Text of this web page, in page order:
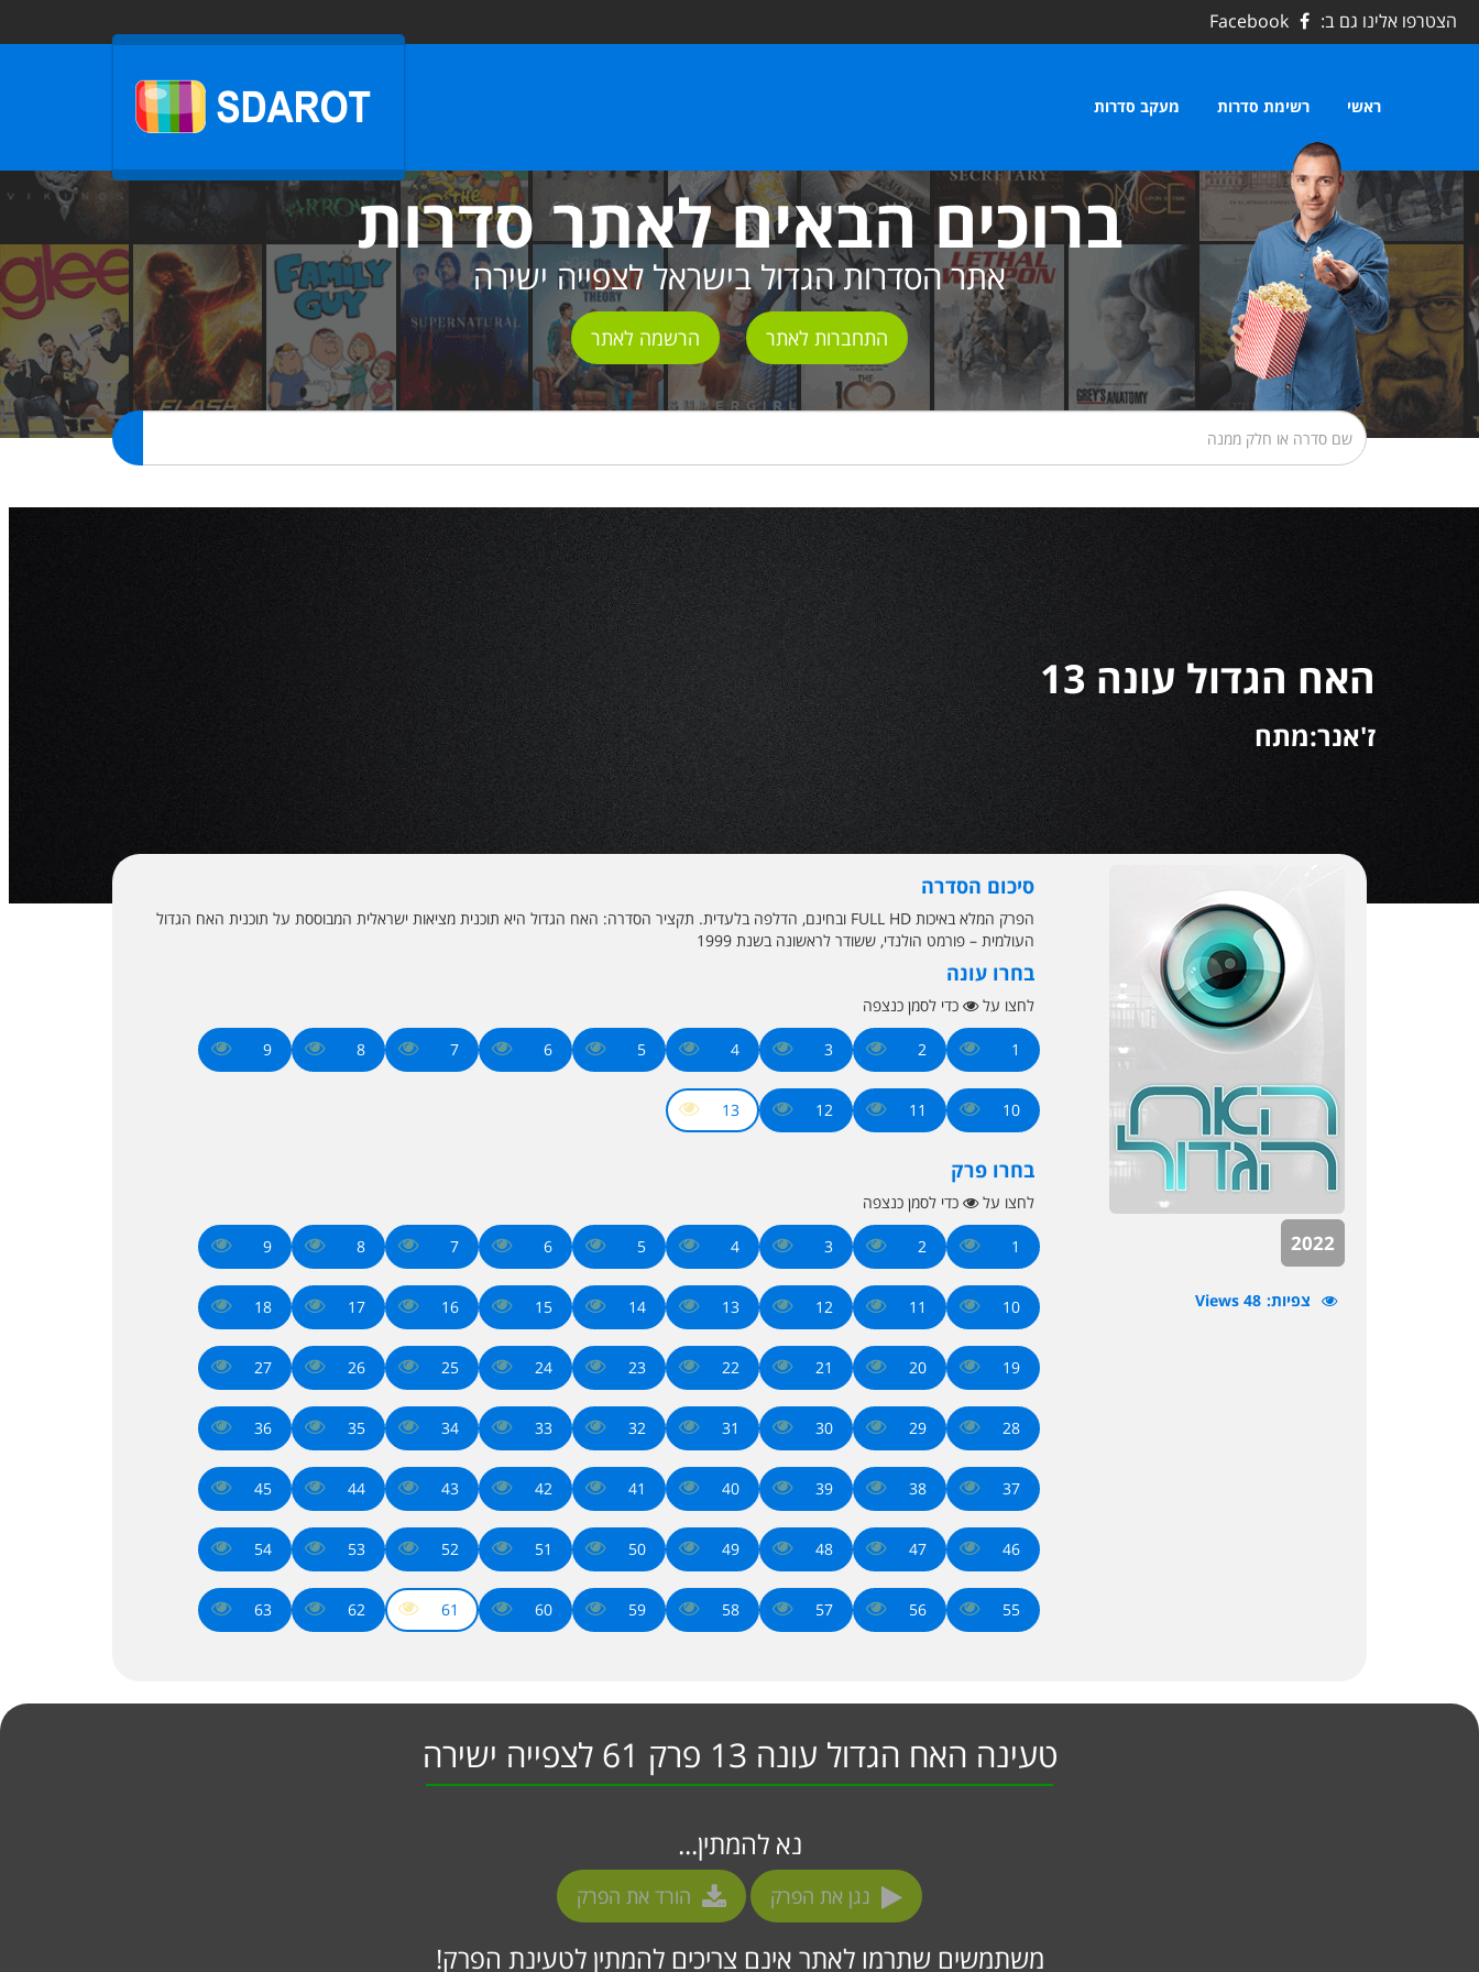
הצטרפו אלינו גם ב: Facebook
ראשי רשימת סדרות מעקב סדרות
ברוכים הבאים לאתר סדרות
אתר הסדרות הגדול בישראל לצפייה ישירה
התחברות לאתר הרשמה לאתר
האח הגדול עונה 13
ז'אנר:מתח
2022
צפיות 48 Views
סיכום הסדרה
הפרק המלא באיכות FULL HD ובחינם, הדלפה בלעדית. תקציר הסדרה: האח הגדול היא תוכנית מציאות ישראלית המבוססת על תוכנית האח הגדול
העולמית – פורמט הולנדי, ששודר לראשונה בשנת 1999
בחרו עונה
לחצו על כדי לסמן כנצפה
1
2
3
4
5
6
7
8
9
10
11
12
13
בחרו פרק
לחצו על כדי לסמן כנצפה
1
2
3
4
5
6
7
8
9
10
11
12
13
14
15
16
17
18
19
20
21
22
23
24
25
26
27
28
29
30
31
32
33
34
35
36
37
38
39
40
41
42
43
44
45
46
47
48
49
50
51
52
53
54
55
56
57
58
59
60
61
62
63
טעינה האח הגדול עונה 13 פרק 61 לצפייה ישירה
נא להמתין...
נגן את הפרק הורד את הפרק
משתמשים שתרמו לאתר אינם צריכים להמתין לטעינת הפרק!